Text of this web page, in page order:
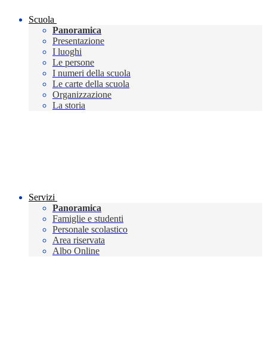
Scuola
Panoramica
Presentazione
I luoghi
Le persone
I numeri della scuola
Le carte della scuola
Organizzazione
La storia
Servizi
Panoramica
Famiglie e studenti
Personale scolastico
Area riservata
Albo Online